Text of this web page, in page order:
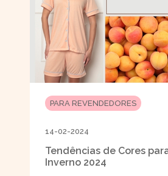
PARA REVENDEDORES
14-02-2024
Tendências de Cores
Inverno 2024